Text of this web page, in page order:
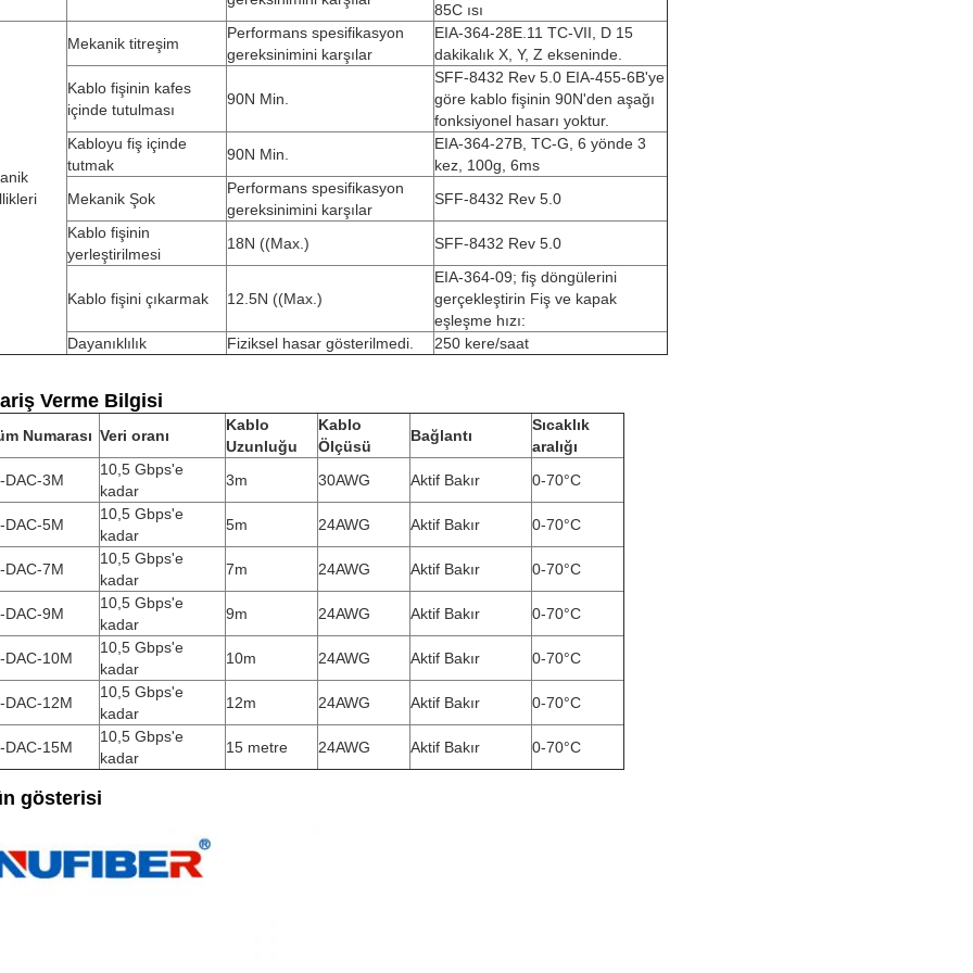
85C ısı
Mekanik titreşim
Performans spesifikasyon
gereksinimini karşılar
EIA-364-28E.11 TC-VII, D 15
dakikalık X, Y, Z ekseninde.
Kablo fişinin kafes
içinde tutulması
90N Min.
SFF-8432 Rev 5.0 EIA-455-6B'ye
göre kablo fişinin 90N'den aşağı
fonksiyonel hasarı yoktur.
Kabloyu fiş içinde
tutmak
90N Min.
EIA-364-27B, TC-G, 6 yönde 3
kez, 100g, 6ms
Mekanik Şok
Performans spesifikasyon
gereksinimini karşılar
SFF-8432 Rev 5.0
Kablo fişinin
yerleştirilmesi
18N ((Max.) SFF-8432 Rev 5.0
Kablo fişini çıkarmak 12.5N ((Max.)
EIA-364-09; fiş döngülerini
gerçekleştirin Fiş ve kapak
eşleşme hızı:
Dayanıklılık
Fiziksel hasar gösterilmedi. 250 kere/saat
Verme Bilgisi
Numarası Veri oranı
Kablo
Uzunluğu
Kablo
Ölçüsü
Bağlantı
Sıcaklık
aralığı
DAC-3M
10,5 Gbps'e
kadar
3m 30AWG Aktif Bakır 0-70°C
DAC-5M
10,5 Gbps'e
kadar
5m 24AWG Aktif Bakır 0-70°C
DAC-7M
10,5 Gbps'e
kadar
7m 24AWG Aktif Bakır 0-70°C
DAC-9M
10,5 Gbps'e
kadar
9m 24AWG Aktif Bakır 0-70°C
DAC-10M
10,5 Gbps'e
kadar
10m 24AWG Aktif Bakır 0-70°C
DAC-12M
10,5 Gbps'e
kadar
12m 24AWG Aktif Bakır 0-70°C
DAC-15M
10,5 Gbps'e
kadar
15 metre 24AWG Aktif Bakır 0-70°C
gösterisi